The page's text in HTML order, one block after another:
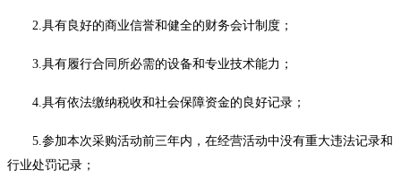
2.具有良好的商业信誉和健全的财务会计制度；
3.具有履行合同所必需的设备和专业技术能力；
4.具有依法缴纳税收和社会保障资金的良好记录；
5.参加本次采购活动前三年内，在经营活动中没有重大违法记录和
行业处罚记录 ；